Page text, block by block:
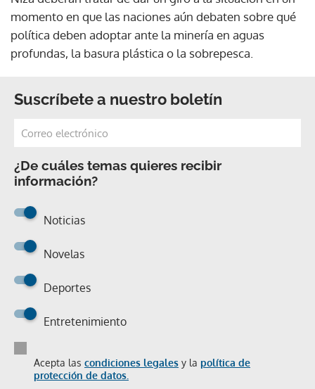
momento en que las naciones aún debaten sobre qué
política deben adoptar ante la minería en aguas
profundas, la basura plástica o la sobrepesca.
Suscríbete a nuestro boletín
¿De cuáles temas quieres recibir
información?
Noticias
Novelas
Deportes
Entretenimiento
Acepta las condiciones legales y la política de
protección de datos.